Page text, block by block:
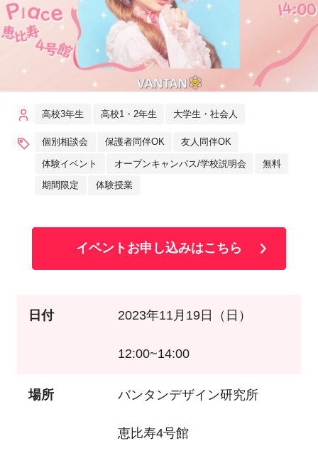
高校3年生 高校1・2年生 大学生・社会人
個別相談会 保護者同伴OK 友人同伴OK
体験イベント オープンキャンパス/学校説明会 無料
期間限定 体験授業
イベントお申し込みはこちら
日付 2023年11月19日（日）
12:00~14:00
場所 バンタンデザイン研究所
恵比寿4号館